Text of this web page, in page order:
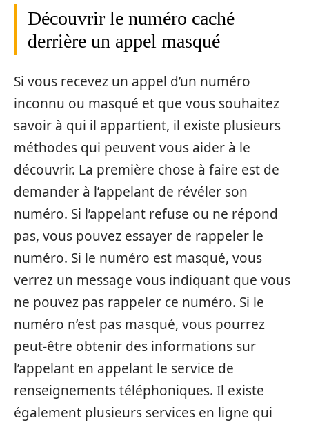
Découvrir le numéro caché
derrière un appel masqué
Si vous recevez un appel d’un numéro
inconnu ou masqué et que vous souhaitez
savoir à qui il appartient, il existe plusieurs
méthodes qui peuvent vous aider à le
découvrir. La première chose à faire est de
demander à l’appelant de révéler son
numéro. Si l’appelant refuse ou ne répond
pas, vous pouvez essayer de rappeler le
numéro. Si le numéro est masqué, vous
verrez un message vous indiquant que vous
ne pouvez pas rappeler ce numéro. Si le
numéro n’est pas masqué, vous pourrez
peut-être obtenir des informations sur
l’appelant en appelant le service de
renseignements téléphoniques. Il existe
également plusieurs services en ligne qui